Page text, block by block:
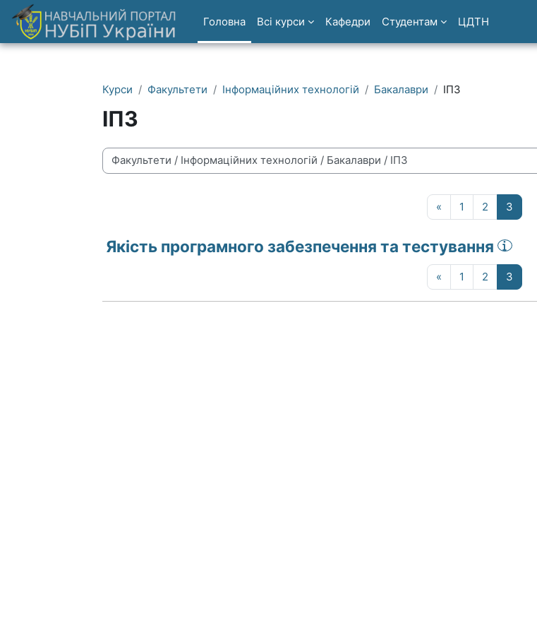
Перейти до головного вмісту
Головна
Всі курси Кафедри Студентам ЦДТН
Курси Факультети Інформаційних технологій Бакалаври ІПЗ
ІПЗ
Категорії курсів
«Попередня
1 Сторінка 1
2Сторінка 2
3
Якість програмного забезпечення та тестування
«Попередня
1 Сторінка 1
2Сторінка 2
3